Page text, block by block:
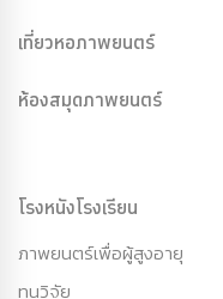
เที่ยวหอภาพยนตร์
ห้องสมุดภาพยนตร์
โรงหนังโรงเรียน
ภาพยนตร์เพื่อผู้สูงอายุ
ทุนวิจัย